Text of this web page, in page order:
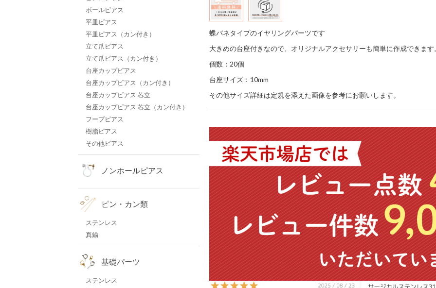
ボールピアス
平皿ピアス
平皿ピアス（カン付き）
立て爪ピアス
立て爪ピアス（カン付き）
台座カップピアス
台座カップピアス（カン付き）
台座カップピアス 芯立
台座カップピアス 芯立（カン付き）
フープピアス
樹脂ピアス
その他ピアス
ノンホールピアス
ピン・カン類
ステンレス
真鍮
基礎パーツ
ステンレス
蝶バネタイプのイヤリングパーツです
大きめの台座付きなので、オリジナルアクセサリーも簡単に作成できます
個数：20個
台座サイズ：10mm
その他サイズ詳細は定規を添えた画像を参考にお願いします。